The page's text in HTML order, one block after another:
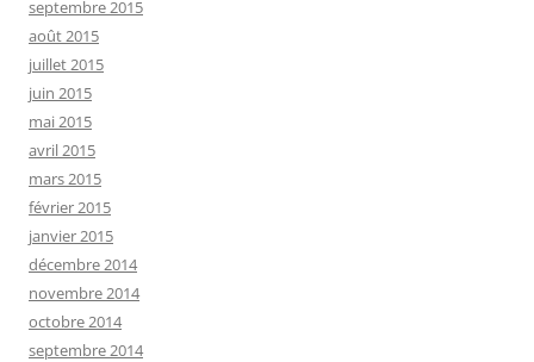
septembre 2015
août 2015
juillet 2015
juin 2015
mai 2015
avril 2015
mars 2015
février 2015
janvier 2015
décembre 2014
novembre 2014
octobre 2014
septembre 2014